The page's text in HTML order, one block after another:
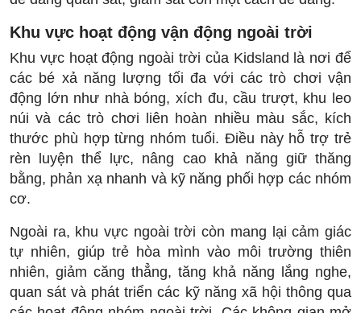
Khu vực hoạt động vận động ngoài trời
Khu vực hoạt động ngoài trời của Kidsland là nơi để
các bé xả năng lượng tối đa với các trò chơi vận
động lớn như nhà bóng, xích đu, cầu trượt, khu leo
núi và các trò chơi liên hoàn nhiều màu sắc, kích
thước phù hợp từng nhóm tuổi. Điều này hỗ trợ trẻ
rèn luyện thể lực, nâng cao khả năng giữ thăng
bằng, phản xạ nhanh và kỹ năng phối hợp các nhóm
cơ.
Ngoài ra, khu vực ngoài trời còn mang lại cảm giác
tự nhiên, giúp trẻ hòa mình vào môi trường thiên
nhiên, giảm căng thẳng, tăng khả năng lắng nghe,
quan sát và phát triển các kỹ năng xã hội thông qua